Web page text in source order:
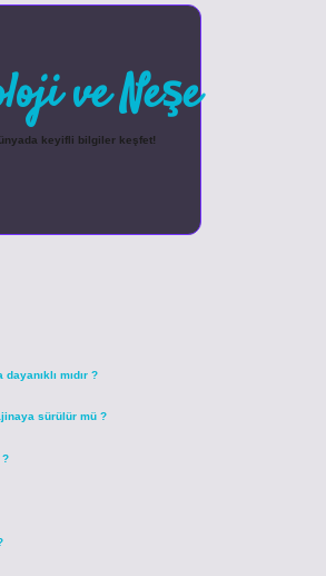
ve Neşe
keyifli bilgiler keşfet!
dayanıklı mıdır ?
sürülür mü ?
?